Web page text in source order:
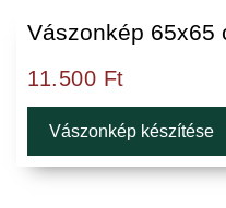
Vászonkép 65x65
11.500 Ft
Vászonkép készítése